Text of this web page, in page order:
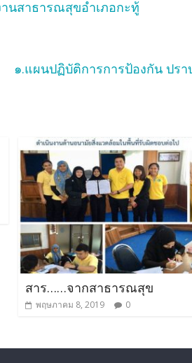
านสาธารณสุขอำเภอกะทู้
๑.แผนปฏิบัติการการป้องกัน ปร
สาร……จากสาธารณสุข
พฤษภาคม 8, 2019 0